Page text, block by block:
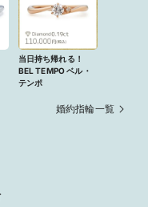
当日持ち帰れる！
BEL TEMPO ベル・
テンポ
婚約指輪一覧